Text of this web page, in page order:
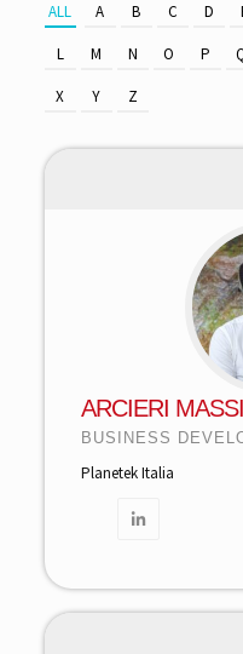
ALL A B C D
L M N O P
X Y Z
ARCIERI
BUSINESS
Planetek Italia